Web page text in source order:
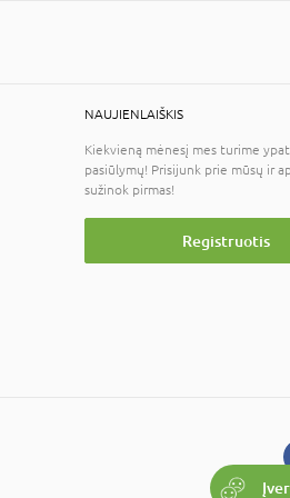
NAUJIENLAIŠKIS
Kiekvieną mėnesį mes turime
pasiūlymų! Prisijunk prie mūsų ir
sužinok pirmas!
Registruotis